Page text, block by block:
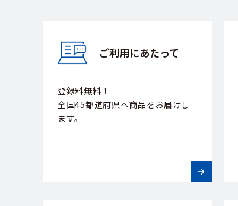
ご利用にあたって
登録料無料！
全国45都道府県へ商品をお届けし
ます。